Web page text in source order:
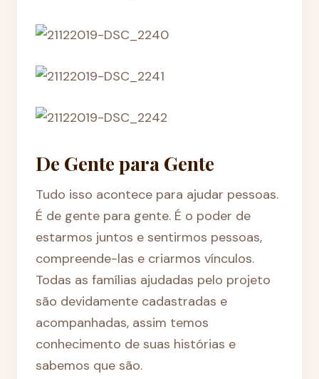
De Gente para Gente
Tudo isso acontece para ajudar pessoas.
É de gente para gente. É o poder de
estarmos juntos e sentirmos pessoas,
compreende-las e criarmos vínculos.
Todas as famílias ajudadas pelo projeto
são devidamente cadastradas e
acompanhadas, assim temos
conhecimento de suas histórias e
sabemos que são.